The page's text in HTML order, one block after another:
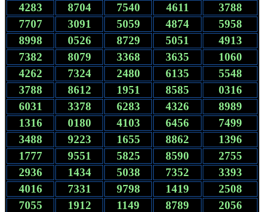
4283
8704 7540 4611
3788
7707
3091 5059 4874
5958
8998
0526 8729 5051
4913
7382
8079 3368 3635
1060
4262
7324 2480 6135
5548
3788
8612 1951 8585
0316
6031
3378 6283 4326
8989
1316
0180 4103 6456
7499
3488
9223 1655 8862
1396
1777
9551 5825 8590
2755
2936
1434 5038 7352
3393
4016
7331 9798 1419
2508
7055
1912 1149 8789
2056